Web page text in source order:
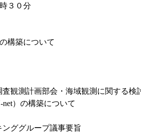
３０分
構築について
観測計画部会・海域観測に関する検
）の構築について
ググループ議事要旨